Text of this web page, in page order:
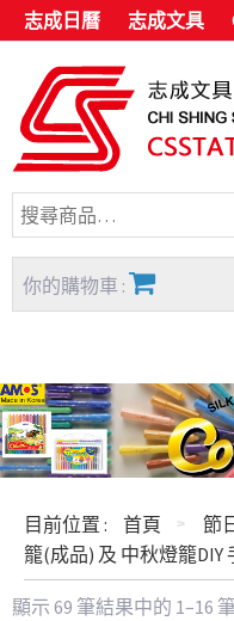
志成日曆 志成文具
你的購物車 :
目前位置 : 首頁 節
籠(成品) 及 中秋燈籠DIY
顯示 69 筆結果中的 1–16